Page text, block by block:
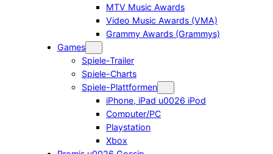
MTV Music Awards
Video Music Awards (VMA)
Grammy Awards (Grammys)
Games
Spiele-Trailer
Spiele-Charts
Spiele-Plattformen
iPhone, iPad u0026 iPod
Computer/PC
Playstation
Xbox